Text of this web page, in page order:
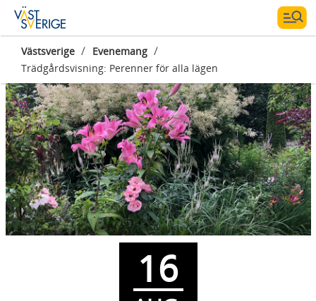
Västsverige / Evenemang /
Trädgårdsvisning: Perenner för alla lägen
Fotograf:Camilla Danielsson
16